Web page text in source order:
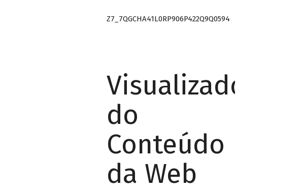
Z7_7QGCHA41L0RP906P422Q9Q0594
Visualizador
do
Conteúdo
da Web